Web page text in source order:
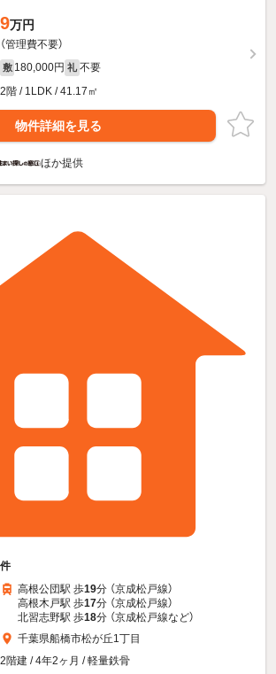
9万円
（管理費不要）
敷 180,000円 礼 不要
2階 / 1LDK / 41.17㎡
物件詳細を見る
ほか提供
高根公団駅 歩19分 （京成松戸線）
高根木戸駅 歩17分 （京成松戸線）
北習志野駅 歩18分 （京成松戸線など）
千葉県船橋市松が丘1丁目
2階建 / 4年2ヶ月 / 軽量鉄骨